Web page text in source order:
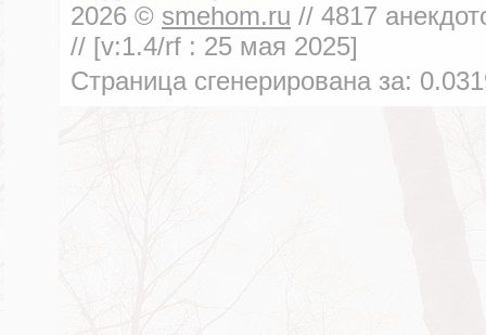
2026 © smehom.ru // 4817
// [v:1.4/rf : 25 мая 2025]
Страница сгенерирована за: